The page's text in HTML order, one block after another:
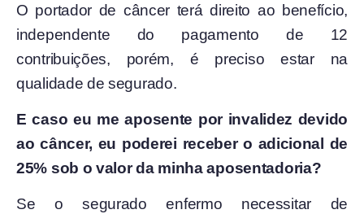
O portador de câncer terá direito ao benefício,
independente do pagamento de 12
contribuições, porém, é preciso estar na
qualidade de segurado.
E caso eu me aposente por invalidez devido
ao câncer, eu poderei receber o adicional de
25% sob o valor da minha aposentadoria?
Se o segurado enfermo necessitar de